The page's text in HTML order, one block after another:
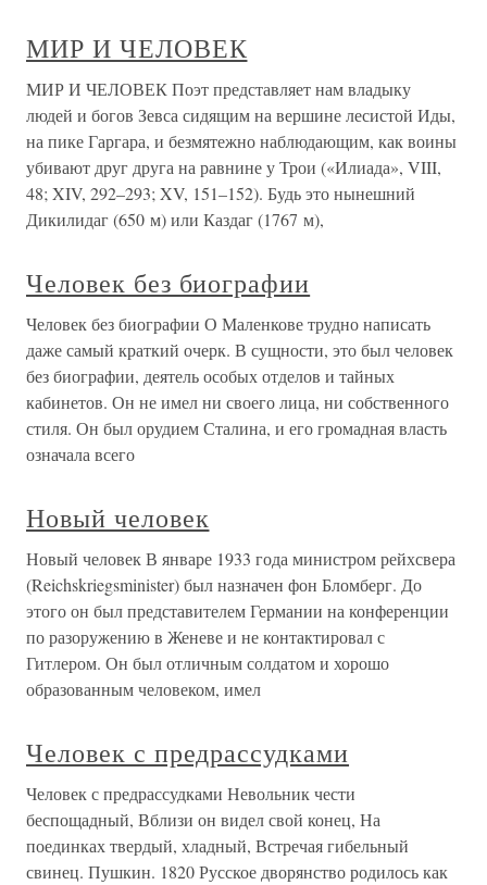
МИР И ЧЕЛОВЕК
МИР И ЧЕЛОВЕК Поэт представляет нам владыку
людей и богов Зевса сидящим на вершине лесистой Иды,
на пике Гаргара, и безмятежно наблюдающим, как воины
убивают друг друга на равнине у Трои («Илиада», VIII,
48; XIV, 292–293; XV, 151–152). Будь это нынешний
Дикилидаг (650 м) или Каздаг (1767 м),
Человек без биографии
Человек без биографии О Маленкове трудно написать
даже самый краткий очерк. В сущности, это был человек
без биографии, деятель особых отделов и тайных
кабинетов. Он не имел ни своего лица, ни собственного
стиля. Он был орудием Сталина, и его громадная власть
означала всего
Новый человек
Новый человек В январе 1933 года министром рейхсвера
(Reichskriegsminister) был назначен фон Бломберг. До
этого он был представителем Германии на конференции
по разоружению в Женеве и не контактировал с
Гитлером. Он был отличным солдатом и хорошо
образованным человеком, имел
Человек с предрассудками
Человек с предрассудками Невольник чести
беспощадный, Вблизи он видел свой конец, На
поединках твердый, хладный, Встречая гибельный
свинец. Пушкин. 1820 Русское дворянство родилось как